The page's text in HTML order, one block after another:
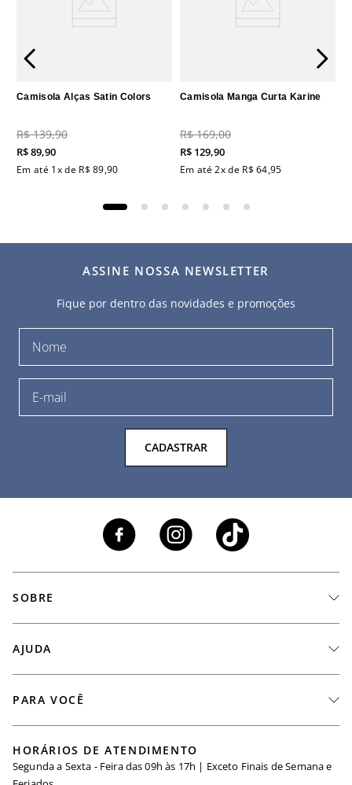
Camisola Alças Satin Colors
R$ 139,90
R$89,90
Em até 1x de R$ 89,90
Camisola Manga Curta Karine
R$ 169,00
R$ 129,90
Em até2x de R$ 64,95
ASSINE NOSSA NEWSLETTER
Fique por dentro das novidades e promoções
CADASTRAR
SOBRE
Seja um Revendedor
Igualdade Salarial
AJUDA
Minha Conta
PARA VOCÊ
Maternidade
HORÁRIOS DE ATENDIMENTO
Segunda a Sexta - Feira das 09h às 17h | Exceto Finais de Semana e